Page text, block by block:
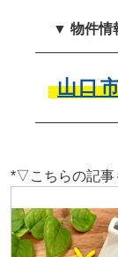
▼ 物件情
山口
*▽こちらの記事